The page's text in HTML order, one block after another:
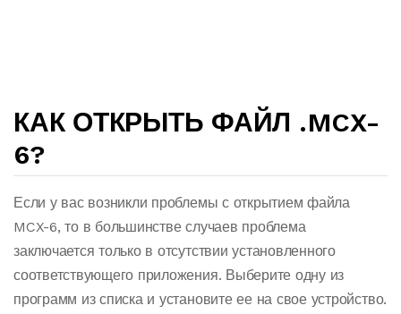
КАК ОТКРЫТЬ ФАЙЛ .MCX-
6?
Если у вас возникли проблемы с открытием файла
MCX-6, то в большинстве случаев проблема
заключается только в отсутствии установленного
соответствующего приложения. Выберите одну из
программ из списка и установите ее на свое устройство.